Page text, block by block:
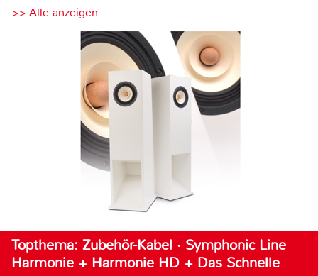
>> Alle anzeigen
Topthema: Zubehör-Kabel · Symphonic Line
Harmonie + Harmonie HD + Das Schnelle